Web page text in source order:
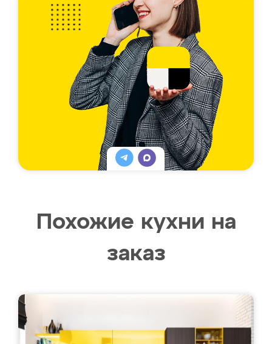
Похожие кухни на
заказ